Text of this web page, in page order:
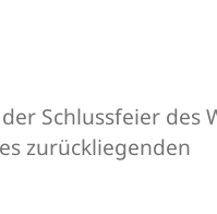
Schlussfeier des
zurückliegenden